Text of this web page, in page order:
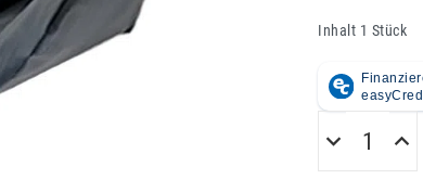
Inhalt 1 Stück